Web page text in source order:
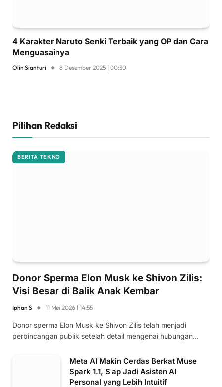
4 Karakter Naruto Senki Terbaik yang OP dan Cara
Menguasainya
Olin Sianturi 8 Desember 2025 | 00:30
Pilihan Redaksi
BERITA TEKNO
Donor Sperma Elon Musk ke Shivon Zilis:
Visi Besar di Balik Anak Kembar
Iphan S 11 Mei 2026 | 14:55
Donor sperma Elon Musk ke Shivon Zilis telah menjadi
perbincangan publik setelah detail mengenai hubungan…
Meta AI Makin Cerdas Berkat Muse
Spark 1.1, Siap Jadi Asisten AI
Personal yang Lebih Intuitif